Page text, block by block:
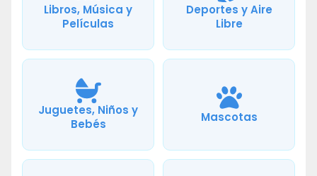
Libros, Música y
Películas
Deportes y Aire
Libre
Juguetes, Niños y
Bebés
Mascotas